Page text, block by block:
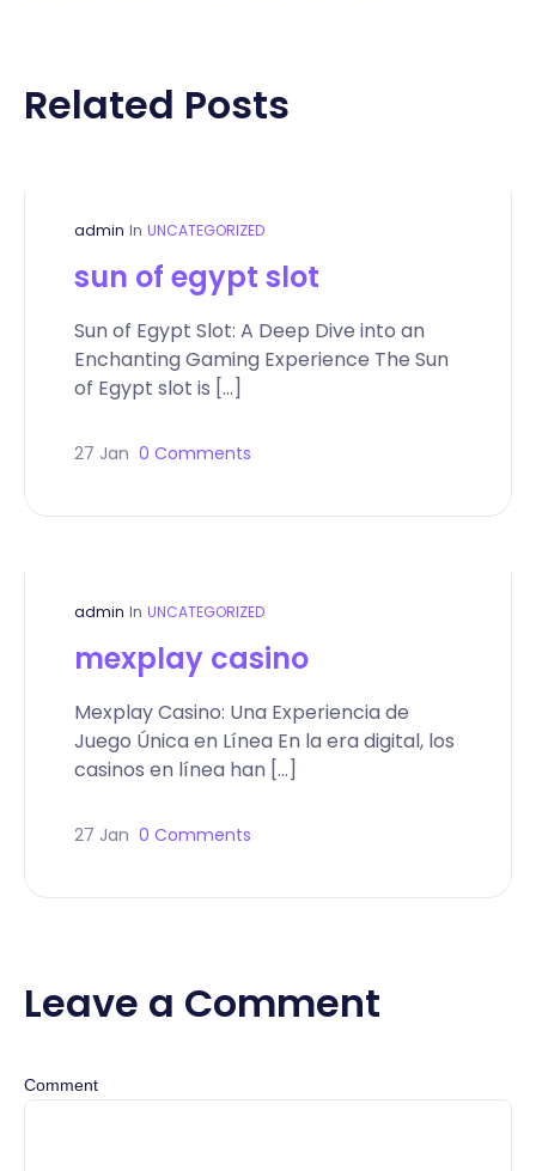
Related Posts
admin In UNCATEGORIZED
sun of egypt slot
Sun of Egypt Slot: A Deep Dive into an
Enchanting Gaming Experience The Sun
of Egypt slot is […]
27 Jan 0 Comments
admin In UNCATEGORIZED
mexplay casino
Mexplay Casino: Una Experiencia de
Juego Única en Línea En la era digital, los
casinos en línea han […]
27 Jan 0 Comments
Leave a Comment
Comment